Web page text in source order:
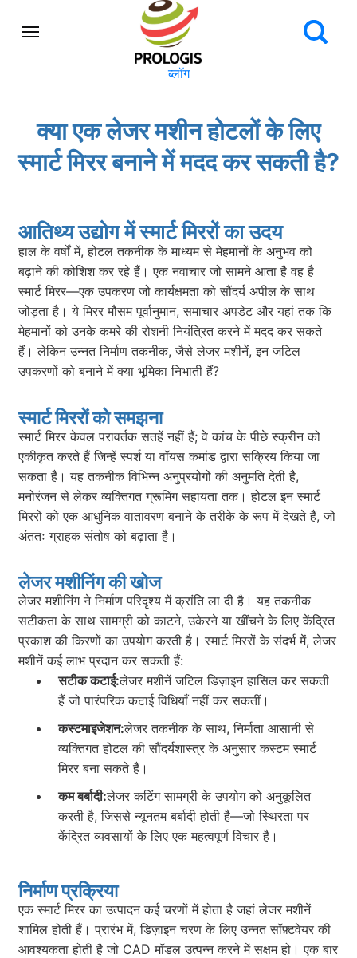
ब्लॉग
क्या एक लेजर मशीन होटलों के लिए
स्मार्ट मिरर बनाने में मदद कर सकती है?
आतिथ्य उद्योग में स्मार्ट मिररों का उदय
हाल के वर्षों में, होटल तकनीक के माध्यम से मेहमानों के अनुभव को
बढ़ाने की कोशिश कर रहे हैं। एक नवाचार जो सामने आता है वह है
स्मार्ट मिरर—एक उपकरण जो कार्यक्षमता को सौंदर्य अपील के साथ
जोड़ता है। ये मिरर मौसम पूर्वानुमान, समाचार अपडेट और यहां तक कि
मेहमानों को उनके कमरे की रोशनी नियंत्रित करने में मदद कर सकते
हैं। लेकिन उन्नत निर्माण तकनीक, जैसे लेजर मशीनें, इन जटिल
उपकरणों को बनाने में क्या भूमिका निभाती हैं?
स्मार्ट मिररों को समझना
स्मार्ट मिरर केवल परावर्तक सतहें नहीं हैं; वे कांच के पीछे स्क्रीन को
एकीकृत करते हैं जिन्हें स्पर्श या वॉयस कमांड द्वारा सक्रिय किया जा
सकता है। यह तकनीक विभिन्न अनुप्रयोगों की अनुमति देती है,
मनोरंजन से लेकर व्यक्तिगत ग्रूमिंग सहायता तक। होटल इन स्मार्ट
मिररों को एक आधुनिक वातावरण बनाने के तरीके के रूप में देखते हैं, जो
अंततः ग्राहक संतोष को बढ़ाता है।
लेजर मशीनिंग की खोज
लेजर मशीनिंग ने निर्माण परिदृश्य में क्रांति ला दी है। यह तकनीक
सटीकता के साथ सामग्री को काटने, उकेरने या खींचने के लिए केंद्रित
प्रकाश की किरणों का उपयोग करती है। स्मार्ट मिररों के संदर्भ में, लेजर
मशीनें कई लाभ प्रदान कर सकती हैं:
सटीक कटाई:लेजर मशीनें जटिल डिज़ाइन हासिल कर सकती
हैं जो पारंपरिक कटाई विधियाँ नहीं कर सकतीं।
कस्टमाइजेशन:लेजर तकनीक के साथ, निर्माता आसानी से
व्यक्तिगत होटल की सौंदर्यशास्त्र के अनुसार कस्टम स्मार्ट
मिरर बना सकते हैं।
कम बर्बादी:लेजर कटिंग सामग्री के उपयोग को अनुकूलित
करती है, जिससे न्यूनतम बर्बादी होती है—जो स्थिरता पर
केंद्रित व्यवसायों के लिए एक महत्वपूर्ण विचार है।
निर्माण प्रक्रिया
एक स्मार्ट मिरर का उत्पादन कई चरणों में होता है जहां लेजर मशीनें
शामिल होती हैं। प्रारंभ में, डिज़ाइन चरण के लिए उन्नत सॉफ़्टवेयर की
आवश्यकता होती है जो CAD मॉडल उत्पन्न करने में सक्षम हो। एक बार